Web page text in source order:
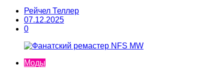
Рейчел Теллер
07.12.2025
0
Моды